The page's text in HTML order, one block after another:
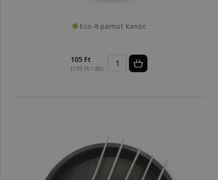
Eco-8 pamut kanóc
105 Ft
(105 Ft / db)